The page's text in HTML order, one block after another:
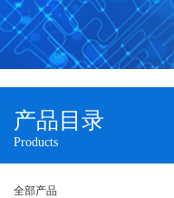
产品目录
Products
全部产品